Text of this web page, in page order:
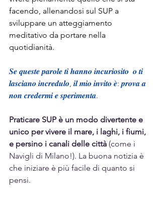
facendo, allenandosi sul SUP a
sviluppare un atteggiamento
meditativo da portare nella
quotidianità.
𝑺𝒆 𝒒𝒖𝒆𝒔𝒕𝒆 𝒑𝒂𝒓𝒐𝒍𝒆 𝒕𝒊 𝒉𝒂𝒏𝒏𝒐 𝒊𝒏𝒄𝒖𝒓𝒊𝒐𝒔𝒊𝒕𝒐  𝒐 𝒕𝒊
𝒍𝒂𝒔𝒄𝒊𝒂𝒏𝒐 𝒊𝒏𝒄𝒓𝒆𝒅𝒖𝒍𝒐, 𝒊𝒍 𝒎𝒊𝒐 𝒊𝒏𝒗𝒊𝒕𝒐 𝒆̀: 𝒑𝒓𝒐𝒗𝒂 𝒂
𝒏𝒐𝒏 𝒄𝒓𝒆𝒅𝒆𝒓𝒎𝒊 𝒆 𝒔𝒑𝒆𝒓𝒊𝒎𝒆𝒏𝒕𝒂.
Praticare SUP è un modo divertente e
unico per vivere il mare, i laghi, i fiumi,
e persino i canali delle città (come i
Navigli di Milano!). La buona notizia è
che iniziare è più facile di quanto si
pensi.